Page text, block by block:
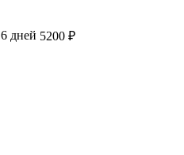
6 дней 5200 ₽